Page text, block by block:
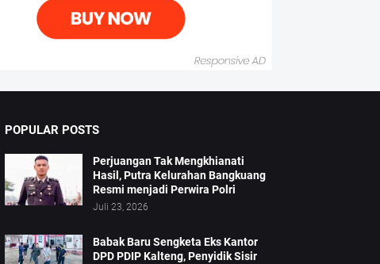
POPULAR POSTS
Perjuangan Tak Mengkhianati
Hasil, Putra Kelurahan Bangkuang
Resmi menjadi Perwira Polri
Juli 23, 2026
Babak Baru Sengketa Eks Kantor
DPD PDIP Kalteng, Penyidik Sisir